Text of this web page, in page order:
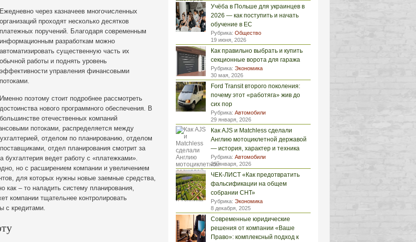
Ежедневно через казначеев многочисленных
организаций проходят несколько десятков
платежных поручений. Благодаря современным
информационным разработкам можно
автоматизировать существенную часть их
обычной работы и поднять уровень
эффективности управления финансовыми
потоками.
Именно поэтому стоит подробнее рассмотреть
достоинства нового программного обеспечения. В
большинстве отечественных компаний
потоками, распределяется между
отделом по планированию, отделом
отдел планирования смотрит за
ведет работу с «платежками».
но с расширением компании и увеличением
для которых нужны новые заемные средства,
как – то наладить систему планирования,
компании тщательнее контролировать
с кредитами.
Учёба в Польше для украинцев в
2026 — как поступить и начать
обучение в ЕС
Рубрика: Общество
19 июня, 2026
Как правильно выбрать и купить
секционные ворота для гаража
Рубрика: Экономика
30 мая, 2026
Ford Transit второго поколения:
почему этот «работяга» жив до
сих пор
Рубрика: Автомобили
29 января, 2026
Как AJS и Matchless сделали
Англию мотоциклетной державой
— история, характер и техника
Рубрика: Автомобили
29 января, 2026
ЧЕК-ЛИСТ «Как предотвратить
фальсификации на общем
собрании СНТ»
Рубрика: Экономика
8 декабря, 2025
Современные юридические
решения от компании «Ваше
Право»: комплексный подход к